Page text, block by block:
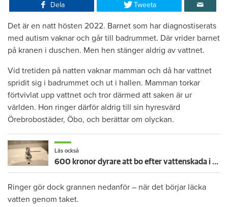
Dela Tweeta
Det är en natt hösten 2022. Barnet som har diagnostiserats
med autism vaknar och går till badrummet. Där vrider barnet
på kranen i duschen. Men hen stänger aldrig av vattnet.
Vid tretiden på natten vaknar mamman och då har vattnet
spridit sig i badrummet och ut i hallen. Mamman torkar
förtvivlat upp vattnet och tror därmed att saken är ur
världen. Hon ringer därför aldrig till sin hyresvärd
Örebrobostäder, Öbo, och berättar om olyckan.
Läs också
600 kronor dyrare att bo efter vattenskada i Varberg
Ringer gör dock grannen nedanför – när det börjar läcka
vatten genom taket.